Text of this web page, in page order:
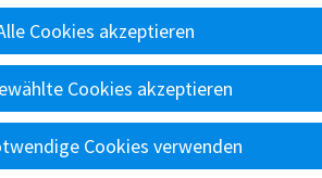
Disziplinen Technik
Cookies akzeptieren
Cookies akzeptieren
Cookies verwenden